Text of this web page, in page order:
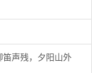
笛声残，夕阳山外